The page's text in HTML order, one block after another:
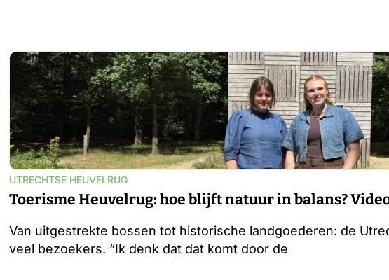
UTRECHTSE HEUVELRUG
Toerisme Heuvelrug: hoe blijft natuur in balans?
Van uitgestrekte bossen tot historische landgoederen: de
veel bezoekers. “Ik denk dat dat komt door de